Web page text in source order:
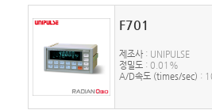
F701
제조사 : UNIPULSE
정밀도 : 0.01%
A/D속도 (times/sec) :